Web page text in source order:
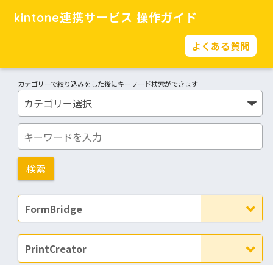
kintone連携サービス 操作ガイド
よくある質問
カテゴリーで絞り込みをした後にキーワード検索ができます
FormBridge
PrintCreator